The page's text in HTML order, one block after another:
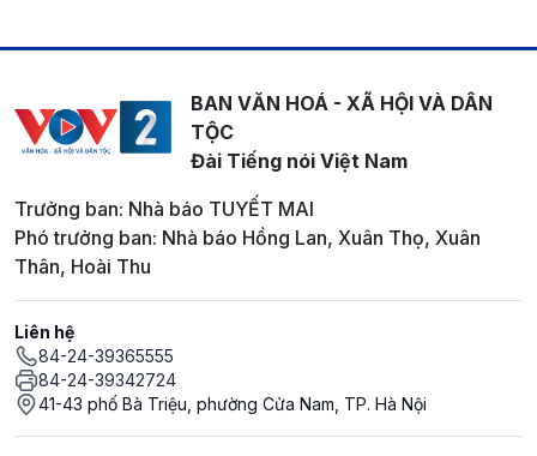
BAN VĂN HOÁ - XÃ HỘI VÀ DÂN
TỘC
Đài Tiếng nói Việt Nam
Trưởng ban: Nhà báo TUYẾT MAI
Phó trưởng ban: Nhà báo Hồng Lan, Xuân Thọ, Xuân
Thân, Hoài Thu
Liên hệ
84-24-39365555
84-24-39342724
41-43 phố Bà Triệu, phường Cửa Nam, TP. Hà Nội